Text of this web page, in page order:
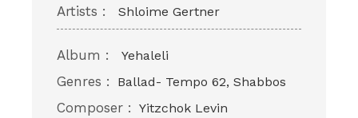
Artists : Shloime Gertner
Album : Yehaleli
Genres : Ballad- Tempo 62, Shabbos
Composer : Yitzchok Levin